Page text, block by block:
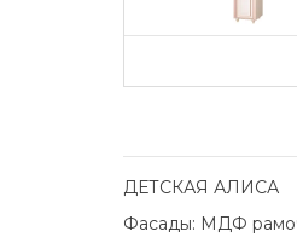
ДЕТСКАЯ АЛИСА
Фасады: МДФ